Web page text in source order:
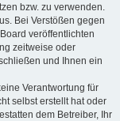
bzw. zu verwenden.
Bei Verstößen gegen
veröffentlichten
zeitweise oder
und Ihnen ein
Verantwortung für
selbst erstellt hat oder
dem Betreiber, Ihr